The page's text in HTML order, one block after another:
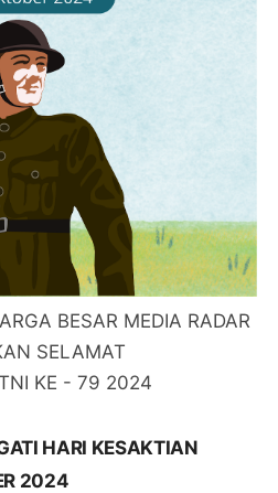
BESAR MEDIA RADAR
SELAMAT
KE - 79 2024
HARI KESAKTIAN
2024